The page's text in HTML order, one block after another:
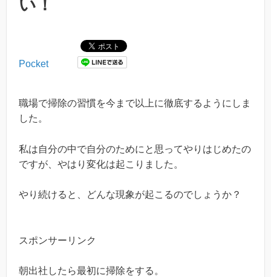
い！
Pocket
職場で掃除の習慣を今まで以上に徹底するようにしま
した。
私は自分の中で自分のためにと思ってやりはじめたの
ですが、やはり変化は起こりました。
やり続けると、どんな現象が起こるのでしょうか？
スポンサーリンク
朝出社したら最初に掃除をする。